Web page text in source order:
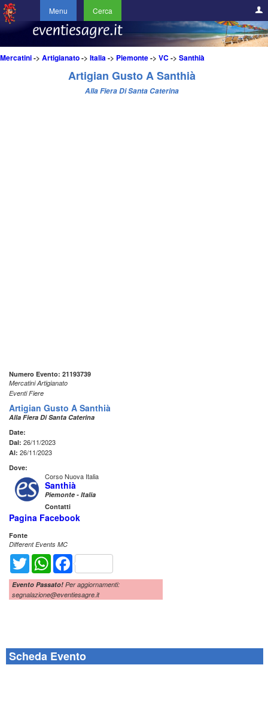
Menu Cerca
Mercatini-> Artigianato-> Italia-> Piemonte-> VC -> Santhià
Artigian Gusto A Santhià
Alla Fiera Di Santa Caterina
Numero Evento: 21193739
Mercatini Artigianato
Eventi Fiere
Artigian Gusto A Santhià
Alla Fiera Di Santa Caterina
Date:
Dal: 26/11/2023
Al: 26/11/2023
Dove:
Corso Nuova Italia
Santhià
Piemonte - Italia
Contatti
Pagina Facebook
Fonte
Different Events MC
Twitter WhatsAppFacebook
Evento Passato! Per aggiornamenti:
segnalazione@eventiesagre.it
Scheda Evento